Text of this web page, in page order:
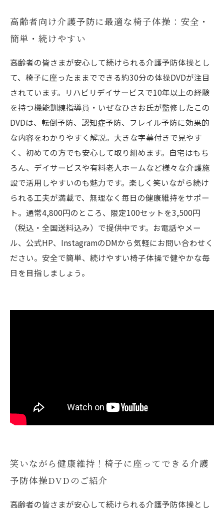
高齢者向け介護予防に最適な椅子体操：安全・
簡単・続けやすい
高齢者の皆さまが安心して続けられる介護予防体操とし
て、椅子に座ったままでできる約30分の体操DVDが注目
されています。リハビリデイサービスで10年以上の経験
を持つ機能訓練指導員・いぜなひさお氏が監修したこの
DVDは、転倒予防、認知症予防、フレイル予防に効果的
な内容をわかりやすく解説。大きな字幕付きで見やす
く、初めての方でも安心して取り組めます。自宅はもち
ろん、デイサービスや有料老人ホームなど様々な介護施
設で活用しやすいのも魅力です。楽しく笑いながら続け
られる工夫が満載で、無理なく毎日の健康維持をサポー
ト。通常4,800円のところ、限定100セットを3,500円
（税込・全国送料込み）で提供中です。お電話やメー
ル、公式HP、InstagramのDMから気軽にお問い合わせく
ださい。安全で簡単、続けやすい椅子体操で健やかな毎
日を目指しましょう。
笑いながら健康維持！椅子に座ってできる介護
予防体操DVDのご紹介
高齢者の皆さまが安心して続けられる介護予防体操とし